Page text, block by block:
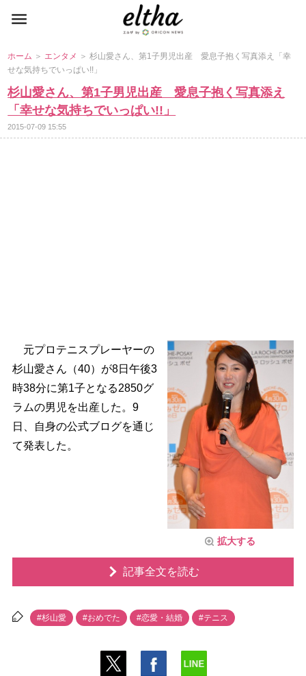
ホーム ＞ エンタメ ＞ 杉山愛さん、第1子男児出産 愛息子抱く写真添え「幸
せな気持ちでいっぱい!!」
杉山愛さん、第1子男児出産 愛息子抱く写真添え
「幸せな気持ちでいっぱい!!」
2015-07-09 15:55
拡大する
元プロテニスプレーヤーの
杉山愛さん（40）が8日午後3
時38分に第1子となる2850グ
ラムの男児を出産した。9
日、自身の公式ブログを通じ
て発表した。
記事全文を読む
#杉山愛 #おめでた #恋愛・結婚 #テニス